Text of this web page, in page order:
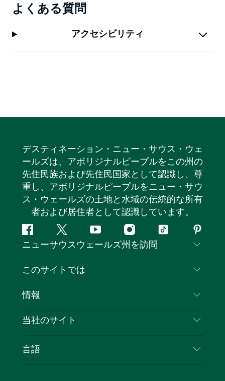
よくある質問
アクセシビリティ
デスティネーション・ニュー・サウス・ウェ
ールズは、アボリジナルピープルをこの州の
先住民族および先住民国家として認識し、尊
重し、アボリジナルピープルをニュー・サウ
ス・ウェールズの土地と水域の伝統的な所有
者および居住者として認識しています。
フ
ェ
ス
ッ
ツ
イ
タ
ユ
ー
イ
ン
テ
ピ
ン
レ
ト
ニューサウスウェールズ州を訪問
お問い合わせ
クッキーに関する通知
このサイトでは
目的地
イベント
情報
旅行情報
NSWでのビジネス
当社のサイト
言語